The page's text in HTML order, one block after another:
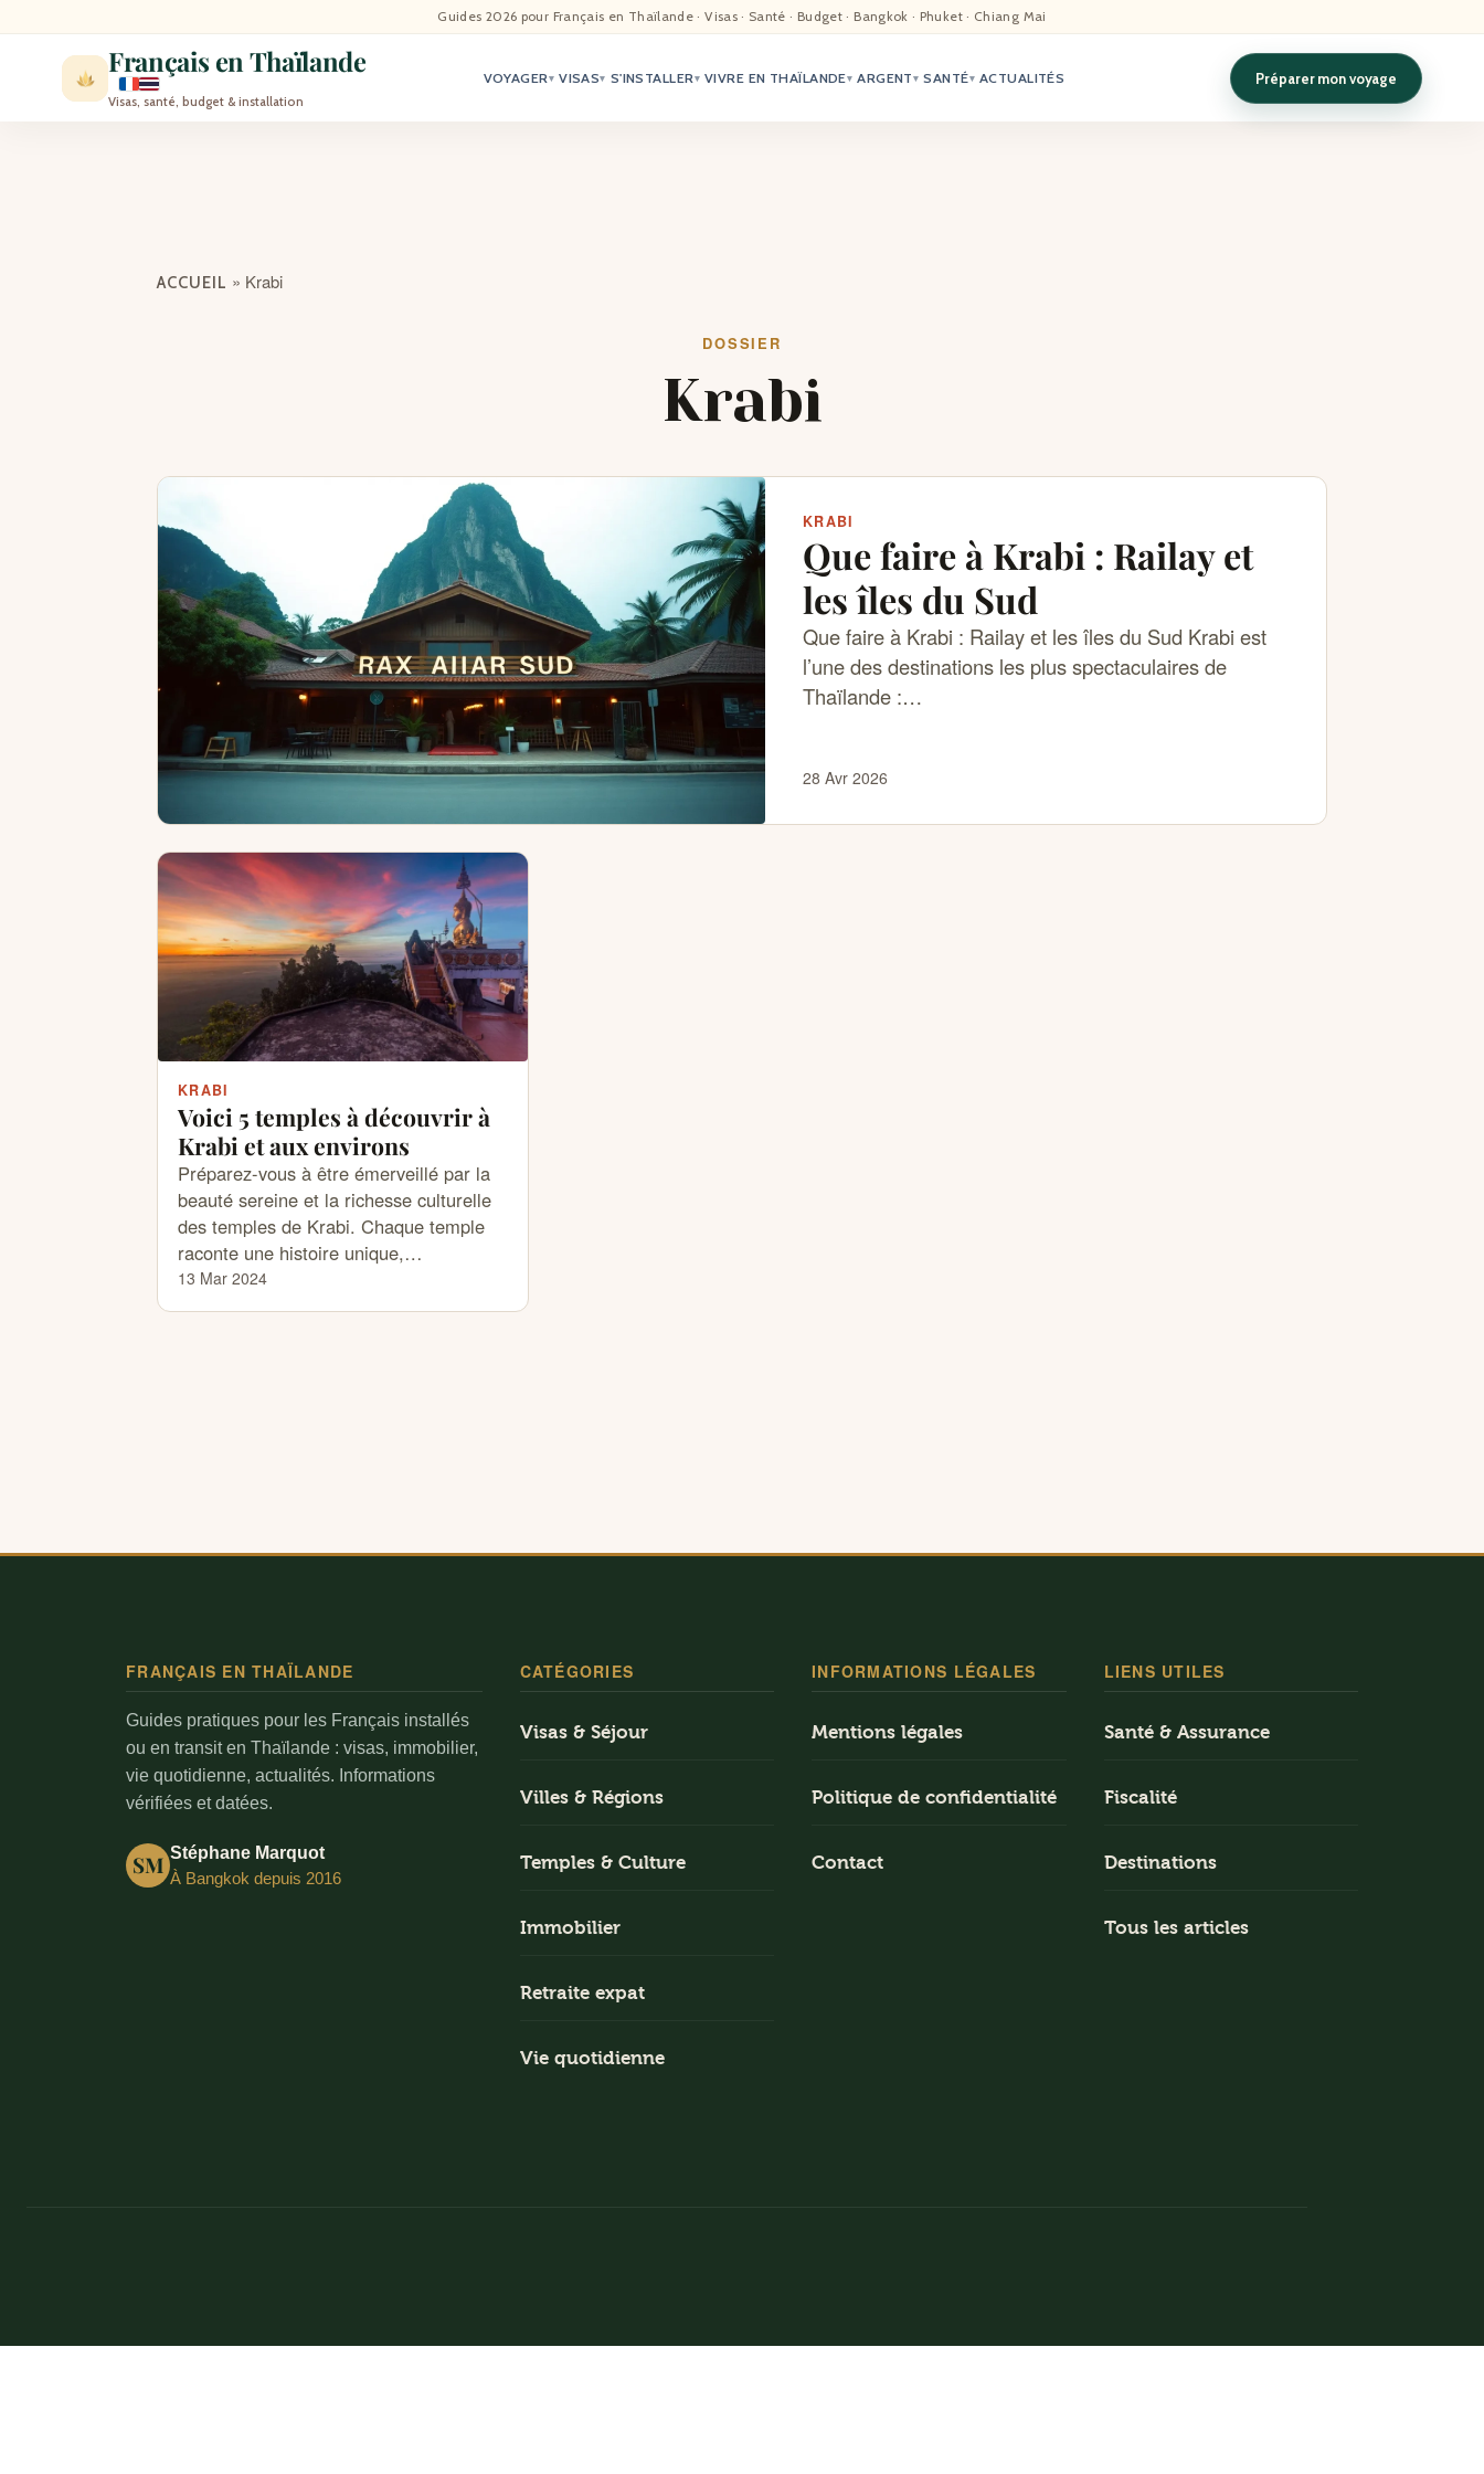
Guides 2026 pour Français en Thaïlande · Visas · Santé · Budget · Bangkok · Phuket · Chiang Mai
Français en Thaïlande
Visas, santé, budget & installation
VOYAGER▾ VISAS▾ S'INSTALLER▾ VIVRE EN THAÏLANDE▾ ARGENT ▾ SANTÉ▾ ACTUALITÉS Préparer mon voyage
ACCUEIL
ACTUALITÉ
ACCUEIL » Krabi
DOSSIER
Krabi
KRABI
Que faire à Krabi : Railay et
les îles du Sud
Que faire à Krabi : Railay et les îles du Sud Krabi est
l’une des destinations les plus spectaculaires de
Thaïlande :…
28 Avr 2026
KRABI
Voici 5 temples à découvrir à
Krabi et aux environs
Préparez-vous à être émerveillé par la
beauté sereine et la richesse culturelle
des temples de Krabi. Chaque temple
raconte une histoire unique,…
13 Mar 2024
FRANÇAIS EN THAÏLANDE
Guides pratiques pour les Français installés
ou en transit en Thaïlande : visas, immobilier,
vie quotidienne, actualités. Informations
vérifiées et datées.
SM Stéphane Marquot
À Bangkok depuis 2016
CATÉGORIES
Visas & Séjour
Villes & Régions
Temples & Culture
Immobilier
Retraite expat
Vie quotidienne
INFORMATIONS LÉGALES
Mentions légales
Politique de confidentialité
Contact
LIENS UTILES
Santé & Assurance
Fiscalité
Destinations
Tous les articles